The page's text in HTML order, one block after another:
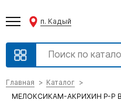
п. Кадый
Главная
Каталог
МЕЛОКСИКАМ-АКРИХИН Р-Р